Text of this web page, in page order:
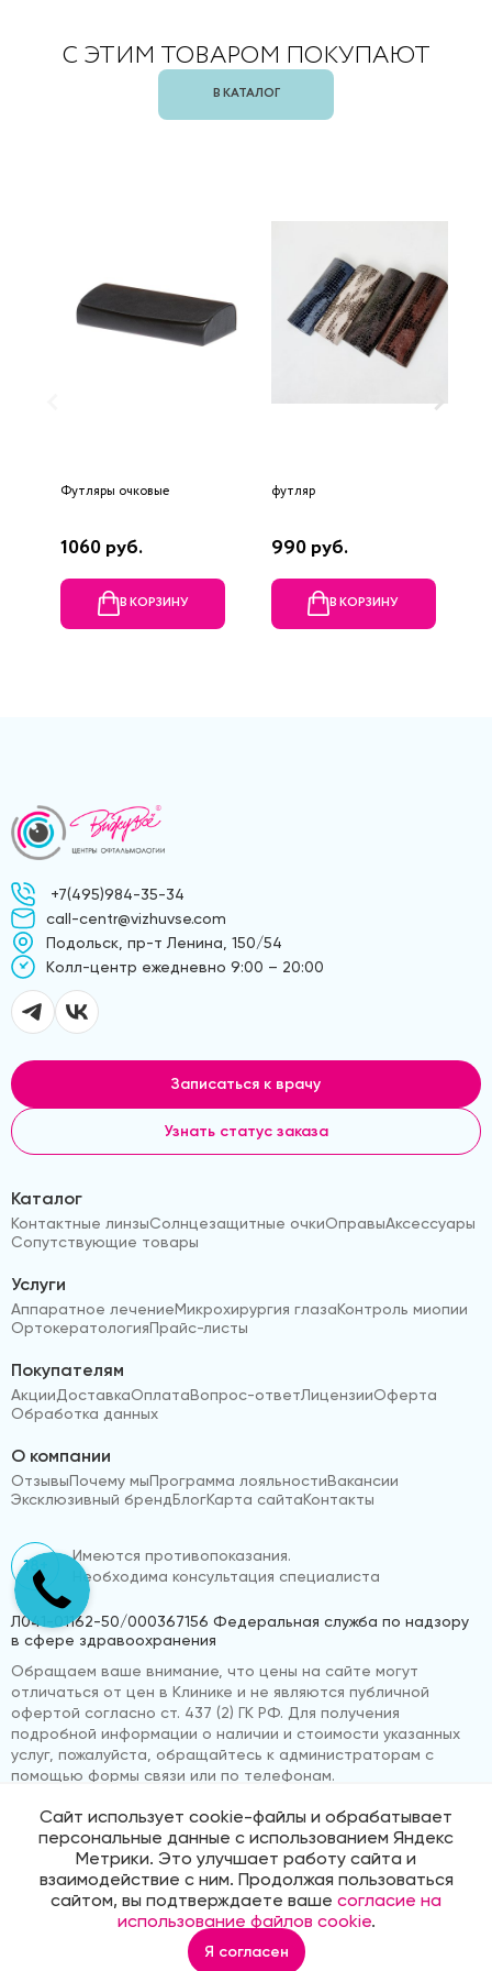
С ЭТИМ ТОВАРОМ ПОКУПАЮТ
В КАТАЛОГ
Футляры очковые
1060 руб.
В КОРЗИНУ
футляр
990 руб.
В КОРЗИНУ
+7(495)984-35-34
call-centr@vizhuvse.com
Подольск, пр-т Ленина, 150/54
Kолл-центр ежедневно 9:00 – 20:00
Записаться к врачу
Узнать статус заказа
Каталог
Контактные линзыСолнцезащитные очкиОправыАксессуары
Сопутствующие товары
Услуги
Аппаратное лечениеМикрохирургия глазаКонтроль миопии
ОртокератологияПрайс-листы
Покупателям
АкцииДоставкаОплатаВопрос-ответЛицензииОферта
Обработка данных
О компании
ОтзывыПочему мыПрограмма лояльностиВакансии
Эксклюзивный брендБлогКарта сайтаКонтакты
18+
Имеются противопоказания.
Необходима консультация специалиста
Л041-01162-50/000367156 Федеральная служба по надзору
в сфере здравоохранения
Обращаем ваше внимание, что цены на сайте могут
отличаться от цен в Клинике и не являются публичной
офертой согласно ст. 437 (2) ГК РФ. Для получения
подробной информации о наличии и стоимости указанных
услуг, пожалуйста, обращайтесь к администраторам с
помощью формы связи или по телефонам.
© 2026 «ВижуВсё»
Реквизиты компании
Политика обработки персональных данных
Продвижение сайтаMedmaps
Сайт использует cookie-файлы и обрабатывает
персональные данные с использованием Яндекс
Метрики. Это улучшает работу сайта и
взаимодействие с ним. Продолжая пользоваться
сайтом, вы подтверждаете ваше согласие на
использование файлов cookie.
Я согласен